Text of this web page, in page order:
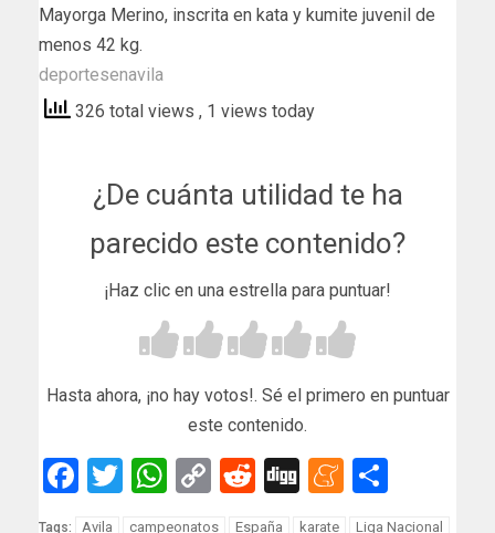
Mayorga Merino, inscrita en kata y kumite juvenil de
menos 42 kg.
deportesenavila
326 total views , 1 views today
¿De cuánta utilidad te ha
parecido este contenido?
¡Haz clic en una estrella para puntuar!
Hasta ahora, ¡no hay votos!. Sé el primero en puntuar
este contenido.
Facebook
Twitter
WhatsApp
Copy
Link
Reddit
Digg
Tags: Avila campeonatos España karate Liga Nacional